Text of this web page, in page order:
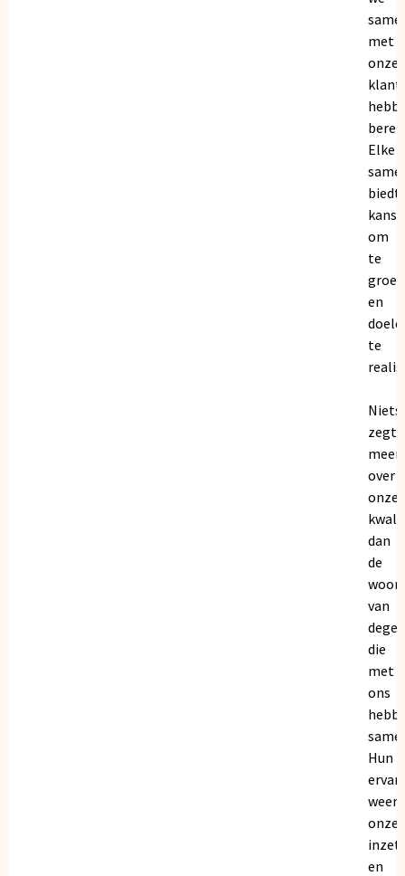
met
onze
Elke
biedt
om
te
en
te
Niets
zegt
meer
over
onze
dan
de
van
die
met
ons
Hun
onze
inzet
en